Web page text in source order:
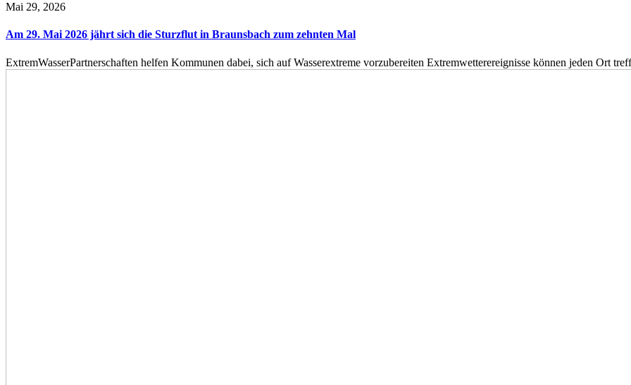
Mai 29, 2026
Am 29. Mai 2026 jährt sich die Sturzflut in Braunsbach zum zehnten Mal
ExtremWasserPartnerschaften helfen Kommunen dabei, sich auf Wasserextreme vorzubereiten Extremwetterereignisse können jeden Ort